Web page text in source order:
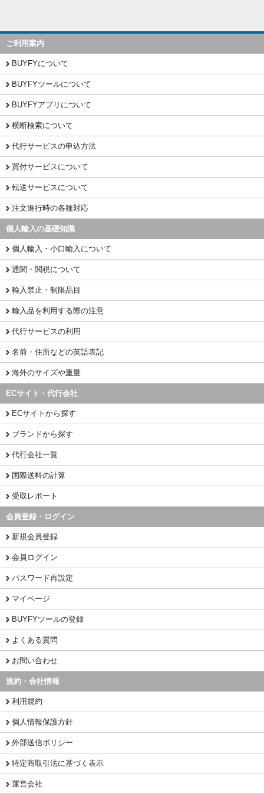
ご利用案内
BUYFYについて
BUYFYツールについて
BUYFYアプリについて
横断検索について
代行サービスの申込方法
買付サービスについて
転送サービスについて
注文進行時の各種対応
個人輸入の基礎知識
個人輸入・小口輸入について
通関・関税について
輸入禁止・制限品目
輸入品を利用する際の注意
代行サービスの利用
名前・住所などの英語表記
海外のサイズや重量
ECサイト・代行会社
ECサイトから探す
ブランドから探す
代行会社一覧
国際送料の計算
受取レポート
会員登録・ログイン
新規会員登録
会員ログイン
パスワード再設定
マイページ
BUYFYツールの登録
よくある質問
お問い合わせ
規約・会社情報
利用規約
個人情報保護方針
外部送信ポリシー
特定商取引法に基づく表示
運営会社